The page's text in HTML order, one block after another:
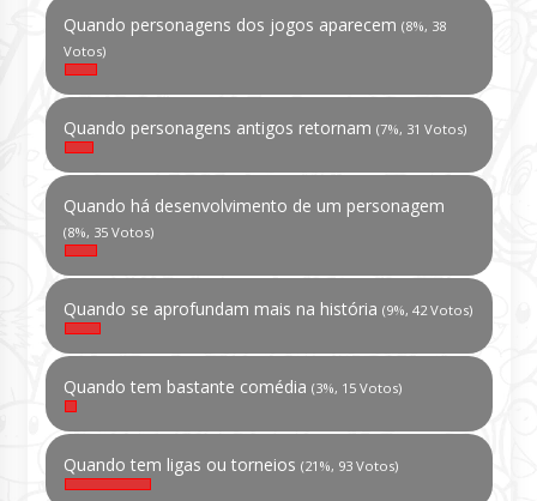
Quando personagens dos jogos aparecem (8%, 38
Votos)
Quando personagens antigos retornam (7%, 31 Votos)
Quando há desenvolvimento de um personagem
(8%, 35 Votos)
Quando se aprofundam mais na história (9%, 42 Votos)
Quando tem bastante comédia (3%, 15 Votos)
Quando tem ligas ou torneios (21%, 93 Votos)